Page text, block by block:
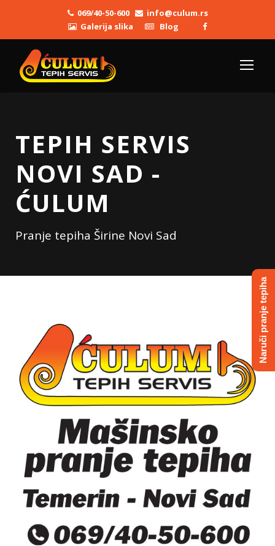
069/40-50-600
info@culum.rs
Galerija slika
Blog
TEPIH SERVIS
NOVI SAD -
ĆULUM
Pranje tepiha Širine Novi Sad
Naruči pranje tepiha